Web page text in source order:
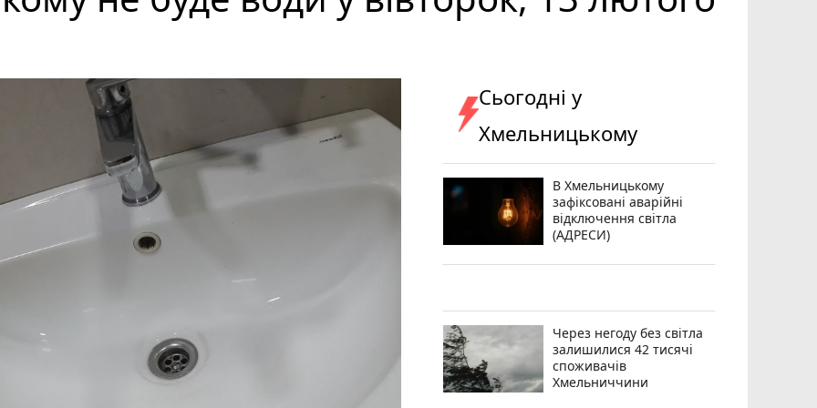
Сьогодні у
Хмельницькому
В Хмельницькому
зафіксовані аварійні
відключення світла
(АДРЕСИ)
Через негоду без світла
залишилися 42 тисячі
споживачів
Хмельниччини